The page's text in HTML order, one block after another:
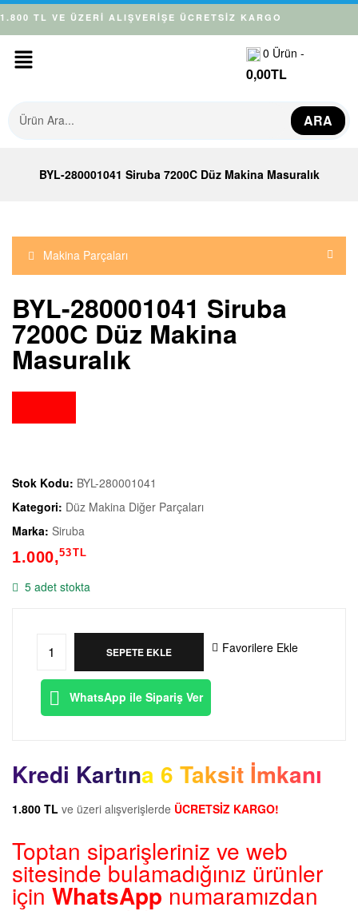
1.800 TL VE ÜZERİ ALIŞVERİŞE ÜCRETSİZ KARGO
0 Ürün -
0,00TL
ARA
BYL-280001041 Siruba 7200C Düz Makina Masuralık
Makina Parçaları
BYL-280001041 Siruba
7200C Düz Makina
Masuralık
Stok Kodu: BYL-280001041
Kategori: Düz Makina Diğer Parçaları
Marka: Siruba
1.000,53TL
5 adet stokta
SEPETE EKLE Favorilere Ekle
WhatsApp ile Sipariş Ver
Kredi Kartına 6 Taksit İmkanı
1.800 TL ve üzeri alışverişlerde ÜCRETSİZ KARGO!
Toptan siparişleriniz ve web
sitesinde bulamadığınız ürünler
için WhatsApp numaramızdan